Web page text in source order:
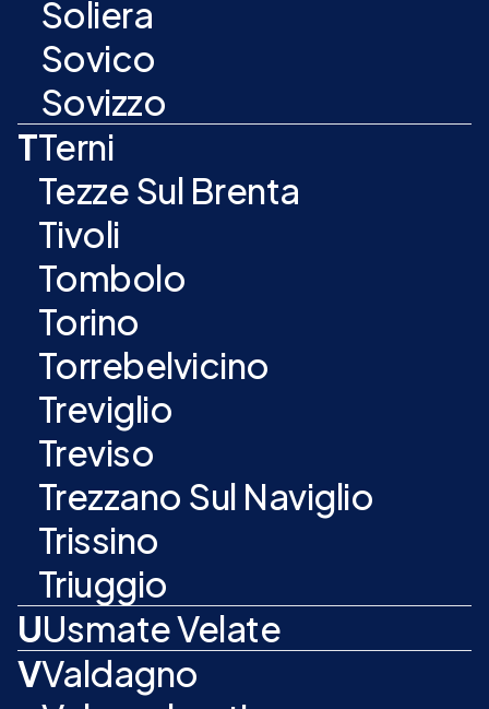
Soliera
Sovico
Sovizzo
TTerni
Tezze Sul Brenta
Tivoli
Tombolo
Torino
Torrebelvicino
Treviglio
Treviso
Trezzano Sul Naviglio
Trissino
Triuggio
UUsmate Velate
VValdagno